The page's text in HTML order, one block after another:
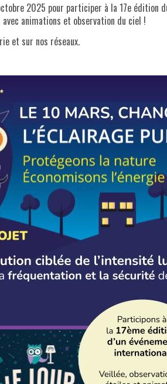
2025 pour participer à la 17e édition
animations et observation du ciel !
et sur nos réseaux.